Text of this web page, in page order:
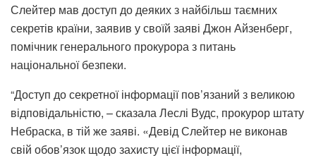
Слейтер мав доступ до деяких з найбільш таємних
секретів країни, заявив у своїй заяві Джон Айзенберг,
помічник генерального прокурора з питань
національної безпеки.
“Доступ до секретної інформації пов’язаний з великою
відповідальністю, – сказала Леслі Вудс, прокурор штату
Небраска, в тій же заяві. «Девід Слейтер не виконав
свій обов’язок щодо захисту цієї інформації,